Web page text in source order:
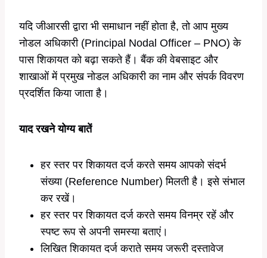
यदि जीआरसी द्वारा भी समाधान नहीं होता है, तो आप मुख्य
नोडल अधिकारी (Principal Nodal Officer – PNO) के
पास शिकायत को बढ़ा सकते हैं। बैंक की वेबसाइट और
शाखाओं में प्रमुख नोडल अधिकारी का नाम और संपर्क विवरण
प्रदर्शित किया जाता है।
याद रखने योग्य बातें
हर स्तर पर शिकायत दर्ज करते समय आपको संदर्भ
संख्या (Reference Number) मिलती है। इसे संभाल
कर रखें।
हर स्तर पर शिकायत दर्ज करते समय विनम्र रहें और
स्पष्ट रूप से अपनी समस्या बताएं।
लिखित शिकायत दर्ज कराते समय जरूरी दस्तावेज